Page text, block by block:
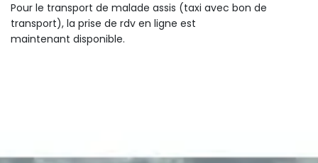
Pour le transport de malade assis (taxi avec bon de
transport), la prise de rdv en ligne est
maintenant disponible.